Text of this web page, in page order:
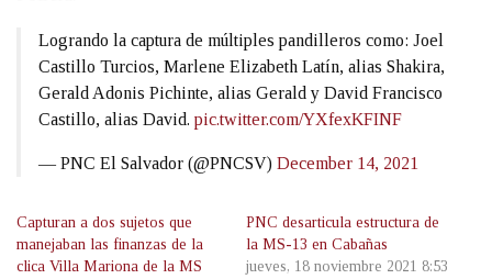
Logrando la captura de múltiples pandilleros como: Joel
Castillo Turcios, Marlene Elizabeth Latín, alias Shakira,
Gerald Adonis Pichinte, alias Gerald y David Francisco
Castillo, alias David. pic.twitter.com/YXfexKFINF
— PNC El Salvador (@PNCSV) December 14, 2021
Capturan a dos sujetos que
manejaban las finanzas de la
clica Villa Mariona de la MS
PNC desarticula estructura de
la MS-13 en Cabañas
jueves, 18 noviembre 2021 8:53